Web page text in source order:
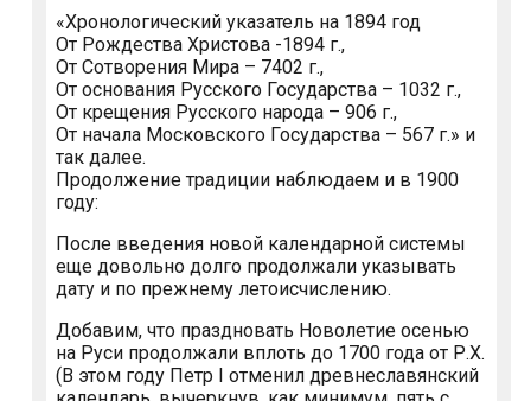
«Хронологический указатель на 1894 год
От Рождества Христова -1894 г.,
От Сотворения Мира – 7402 г.,
От основания Русского Государства – 1032 г.,
От крещения Русского народа – 906 г.,
От начала Московского Государства – 567 г.» и
так далее.
Продолжение традиции наблюдаем и в 1900
году:
После введения новой календарной системы
еще довольно долго продолжали указывать
дату и по прежнему летоисчислению.
Добавим, что праздновать Новолетие осенью
на Руси продолжали вплоть до 1700 года от Р.Х.
(В этом году Петр I отменил древнеславянский